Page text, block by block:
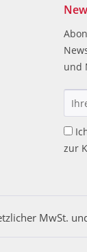
und
zur
MwSt.